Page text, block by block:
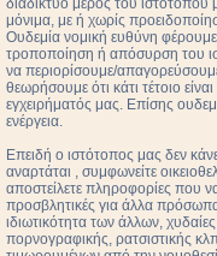
διαδίκτυο μέρος του
μόνιμα, με ή χωρίς
Ουδεμία νομική ευθύνη
τροποποίηση ή απόσυρση του
να περιορίσουμε/
θεωρήσουμε ότι κάτι τέτοιο
εγχειρήματός μας. Επίσης
ενέργεια.
Επειδή ο ιστότοπος μας δεν
αναρτάται , συμφωνείτε
αποστείλετε πληροφορίες που να
προσβλητικές για άλλα πρόσωπα
ιδιωτικότητα των άλλων,
πορνογραφικής, ρατσιστικής